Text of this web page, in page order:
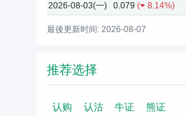
2026-08-03(一)
0.079 ( 8.14%)
最後更新时间: 2026-08-07
推荐选择
认购 认沽 牛证 熊证